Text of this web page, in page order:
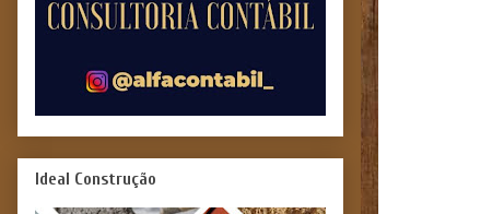
Ideal Construção